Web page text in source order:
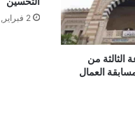
الوطني بسفارة
الثالثة من
العمال
2 فبراير,2021